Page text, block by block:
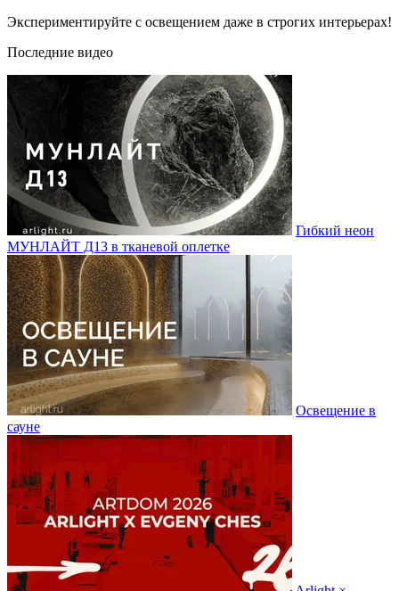
Экспериментируйте с освещением даже в строгих интерьерах!
Последние видео
Гибкий неон
МУНЛАЙТ Д13 в тканевой оплетке
Освещение в
сауне